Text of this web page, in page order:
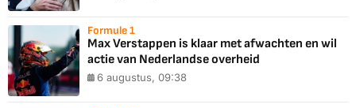
Formule 1
Max Verstappen is klaar met afwachten en wil
actie van Nederlandse overheid
6 augustus, 09:38